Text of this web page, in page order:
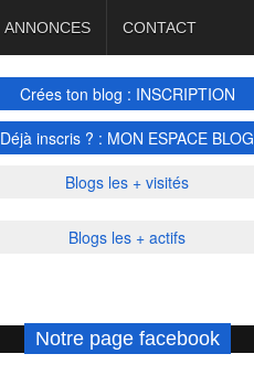
ANNONCES CONTACT
Crées ton blog : INSCRIPTION
Déjà inscris ? : MON ESPACE BLOG
Blogs les + visités
Blogs les + actifs
Notre page facebook